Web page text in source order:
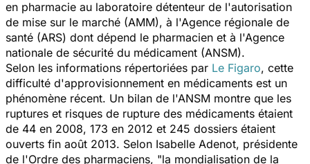
en pharmacie au laboratoire détenteur de l'autorisation
de mise sur le marché (AMM), à l'Agence régionale de
santé (ARS) dont dépend le pharmacien et à l'Agence
nationale de sécurité du médicament (ANSM).
Selon les informations répertoriées par Le Figaro, cette
difficulté d'approvisionnement en médicaments est un
phénomène récent. Un bilan de l'ANSM montre que les
ruptures et risques de rupture des médicaments étaient
de 44 en 2008, 173 en 2012 et 245 dossiers étaient
ouverts fin août 2013. Selon Isabelle Adenot, présidente
de l'Ordre des pharmaciens, "la mondialisation de la